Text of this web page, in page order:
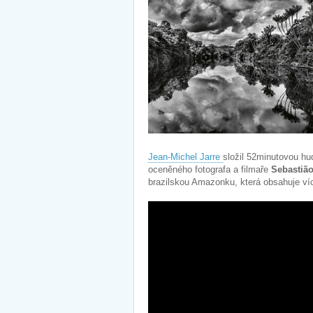
Jean-Michel Jarre složil 52minutovou
oceněného fotografa a filmaře
brazilskou Amazonku, která obsahuje